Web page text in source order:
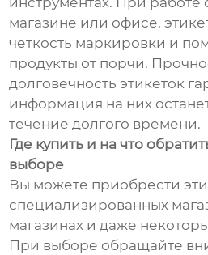
магазине или офисе,
четкость маркировки и
продукты от порчи.
долговечность этикеток
информация на них
течение долгого времени.
Где купить и на что
выборе
Вы можете приобрести
специализированных
магазинах и даже
При выборе обращайте